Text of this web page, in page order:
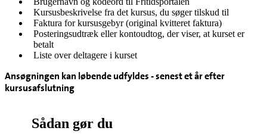
Kursusbeskrivelse fra det kursus, du søger tilskud til
Faktura for kursusgebyr (original kvitteret faktura)
Posteringsudtræk eller kontoudtog, der viser, at kurset er
betalt
Liste over deltagere i kurset
Ansøgningen kan løbende udfyldes - senest et år efter
kursusafslutning
Sådan gør du